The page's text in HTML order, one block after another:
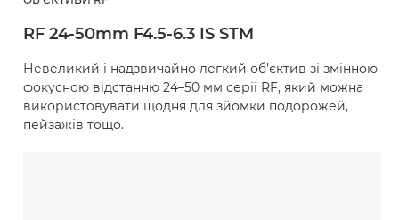
RF 24-50mm F4.5-6.3 IS STM
Невеликий і надзвичайно легкий об’єктив зі змінною
фокусною відстанню 24–50 мм серії RF, який можна
використовувати щодня для зйомки подорожей,
пейзажів тощо.